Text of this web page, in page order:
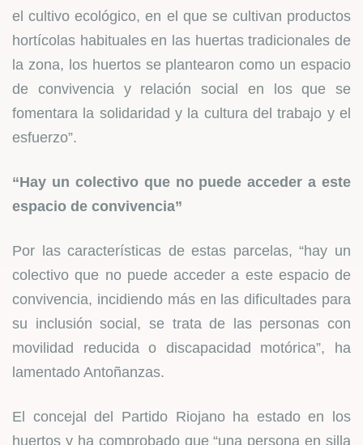
el cultivo ecológico, en el que se cultivan productos
hortícolas habituales en las huertas tradicionales de
la zona, los huertos se plantearon como un espacio
de convivencia y relación social en los que se
fomentara la solidaridad y la cultura del trabajo y el
esfuerzo”.
“Hay un colectivo que no puede acceder a este
espacio de convivencia”
Por las características de estas parcelas, “hay un
colectivo que no puede acceder a este espacio de
convivencia, incidiendo más en las dificultades para
su inclusión social, se trata de las personas con
movilidad reducida o discapacidad motórica”, ha
lamentado Antoñanzas.
El concejal del Partido Riojano ha estado en los
huertos y ha comprobado que “una persona en silla